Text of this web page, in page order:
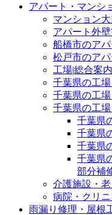
アパート・マンシ
マンション
アパート外
船橋市のア
松戸市のア
工場|総合案内
千葉県の工
千葉県の工
千葉県の工
千葉県
千葉県
千葉県
千葉県
部分補
介護施設・
病院・クリ
雨漏り修理・屋根